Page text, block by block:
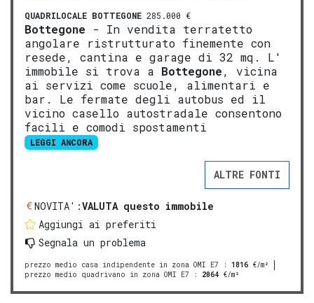
QUADRILOCALE BOTTEGONE 285.000 €
Bottegone - In vendita terratetto
angolare ristrutturato finemente con
resede, cantina e garage di 32 mq. L'
immobile si trova a Bottegone, vicina
ai servizi come scuole, alimentari e
bar. Le fermate degli autobus ed il
vicino casello autostradale consentono
facili e comodi spostamenti
LEGGI ANCORA
ALTRE FONTI
NOVITA':VALUTA questo immobile
Aggiungi ai preferiti
Segnala un problema
prezzo medio casa indipendente in zona OMI E7 : 1816 €/m²
prezzo medio quadrivano in zona OMI E7 : 2064 €/m²